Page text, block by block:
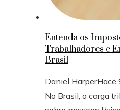
Entenda os
Trabalhadores e
Brasil
Daniel HarperHace
No Brasil, a carga